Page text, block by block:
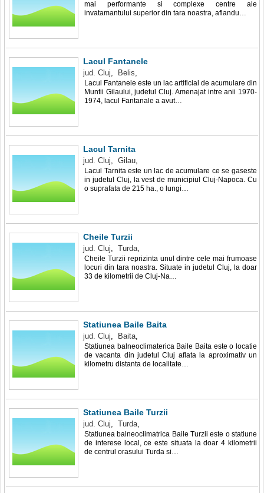
mai performante si complexe centre ale
invatamantului superior din tara noastra, aflandu…
Lacul Fantanele
jud. Cluj, Belis,
Lacul Fantanele este un lac artificial de acumulare din
Muntii Gilaului, judetul Cluj. Amenajat intre anii 1970-
1974, lacul Fantanale a avut…
Lacul Tarnita
jud. Cluj, Gilau,
Lacul Tarnita este un lac de acumulare ce se gaseste
in judetul Cluj, la vest de municipiul Cluj-Napoca. Cu
o suprafata de 215 ha., o lungi…
Cheile Turzii
jud. Cluj, Turda,
Cheile Turzii reprizinta unul dintre cele mai frumoase
locuri din tara noastra. Situate in judetul Cluj, la doar
33 de kilometrii de Cluj-Na…
Statiunea Baile Baita
jud. Cluj, Baita,
Statiunea balneoclimaterica Baile Baita este o locatie
de vacanta din judetul Cluj aflata la aproximativ un
kilometru distanta de localitate…
Statiunea Baile Turzii
jud. Cluj, Turda,
Statiunea balneoclimatrica Baile Turzii este o statiune
de interese local, ce este situata la doar 4 kilometrii
de centrul orasului Turda si…